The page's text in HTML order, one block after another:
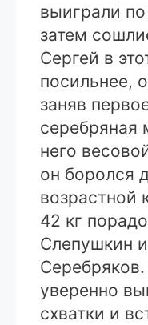
выиграли
затем
Сергей в
посильнее,
заняв
серебряная
него
он боролся
возрастной
42 кг
Слепушкин
уверенно
схватки и